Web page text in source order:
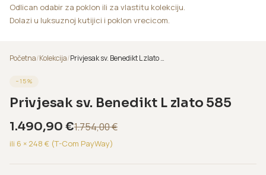
Odlican odabir za poklon ili za vlastitu kolekciju.
Dolazi u luksuznoj kutijici i poklon vrecicom.
Početna/Kolekcija/ Privjesak sv. Benedikt L zlato 585
− 15%
Privjesak sv. Benedikt L zlato 585
1.490,90 €1.754,00€
ili 6 × 248 € (T-Com PayWay)